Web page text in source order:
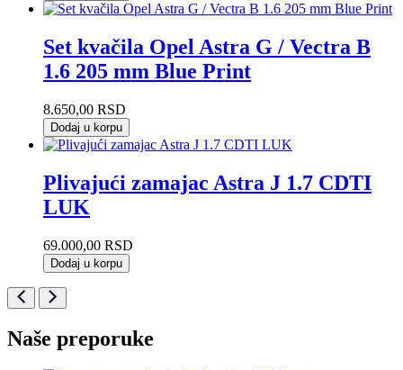
Set kvačila Opel Astra G / Vectra B
1.6 205 mm Blue Print
8.650,00 RSD
Dodaj u korpu
Plivajući zamajac Astra J 1.7 CDTI
LUK
69.000,00 RSD
Dodaj u korpu
Naše preporuke